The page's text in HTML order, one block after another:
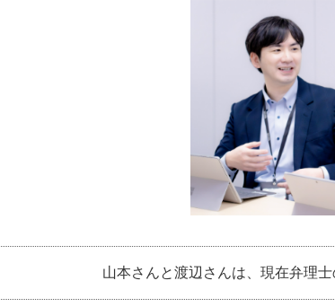
山本さんと渡辺さんは、現在弁理